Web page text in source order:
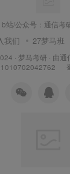
b站/公众号：通信考
我们 27梦马班
· 梦马考研 · 由通